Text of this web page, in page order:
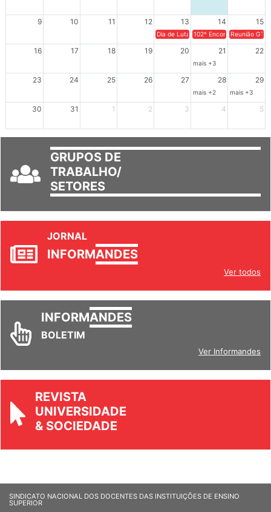
9 10 11 12 13 14 15
Dia de Luta em Defesa de Cuba e da
102º Encontro da
Reunião
16 17 18 19 20 21 22
mais +3
23 24 25 26 27 28 29
mais +2 mais +3
30 31 1 2 3 4 5
GRUPOS DE
TRABALHO/
SETORES
JORNAL
INFORMANDES
Ver todos
INFORMANDES
BOLETIM
Ver Informandes
REVISTA
UNIVERSIDADE
& SOCIEDADE
SINDICATO NACIONAL DOS DOCENTES DAS INSTITUIÇÕES DE ENSINO
SUPERIOR